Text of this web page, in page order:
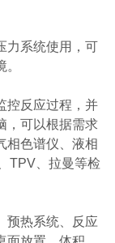
力系统使用，可
控反应过程，并
，可以根据需求
相色谱仪、液相
TPV、拉曼等检
预热系统、反应